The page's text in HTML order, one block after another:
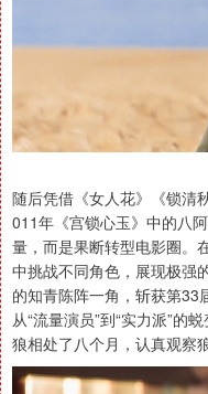
随后凭借《女人花》《锁清
011年《宫锁心玉》中的八
量，而是果断转型电影圈。
中挑战不同角色，展现极强
的知青陈阵一角，斩获第33
从“流量演员”到“实力派”的
狼相处了八个月，认真观察